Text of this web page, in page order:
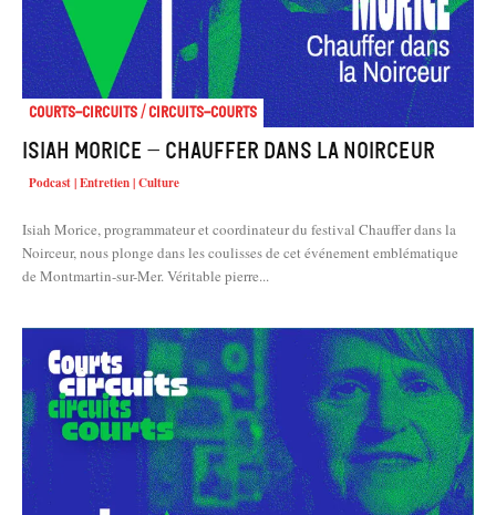
Courts-Circuits / Circuits-Courts
Isiah Morice – Chauffer dans la Noirceur
Podcast | Entretien | Culture
Isiah Morice, programmateur et coordinateur du festival Chauffer dans la
Noirceur, nous plonge dans les coulisses de cet événement emblématique
de Montmartin-sur-Mer. Véritable pierre...